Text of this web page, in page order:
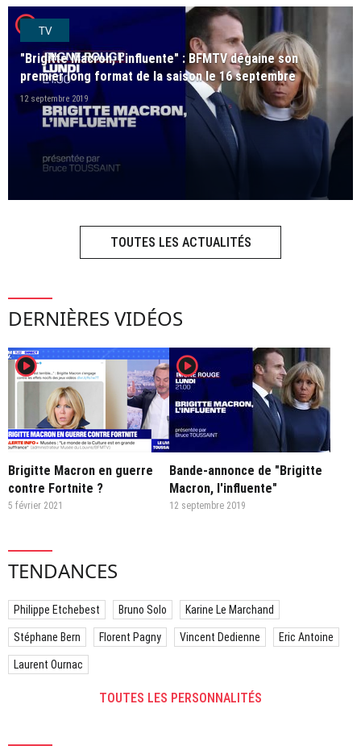
player2TV
"Brigitte Macron, l'influente" : BFMTV dégaine son
premier long format de la saison le 16 septembre
12 septembre 2019
TOUTES LES ACTUALITÉS
DERNIÈRES VIDÉOS
player2
Brigitte Macron en guerre
contre Fortnite ?
5 février 2021
player2
Bande-annonce de "Brigitte
Macron, l'influente"
12 septembre 2019
TENDANCES
Philippe Etchebest Bruno Solo Karine Le Marchand
Stéphane Bern Florent Pagny Vincent Dedienne Eric Antoine
Laurent Ournac
TOUTES LES PERSONNALITÉS